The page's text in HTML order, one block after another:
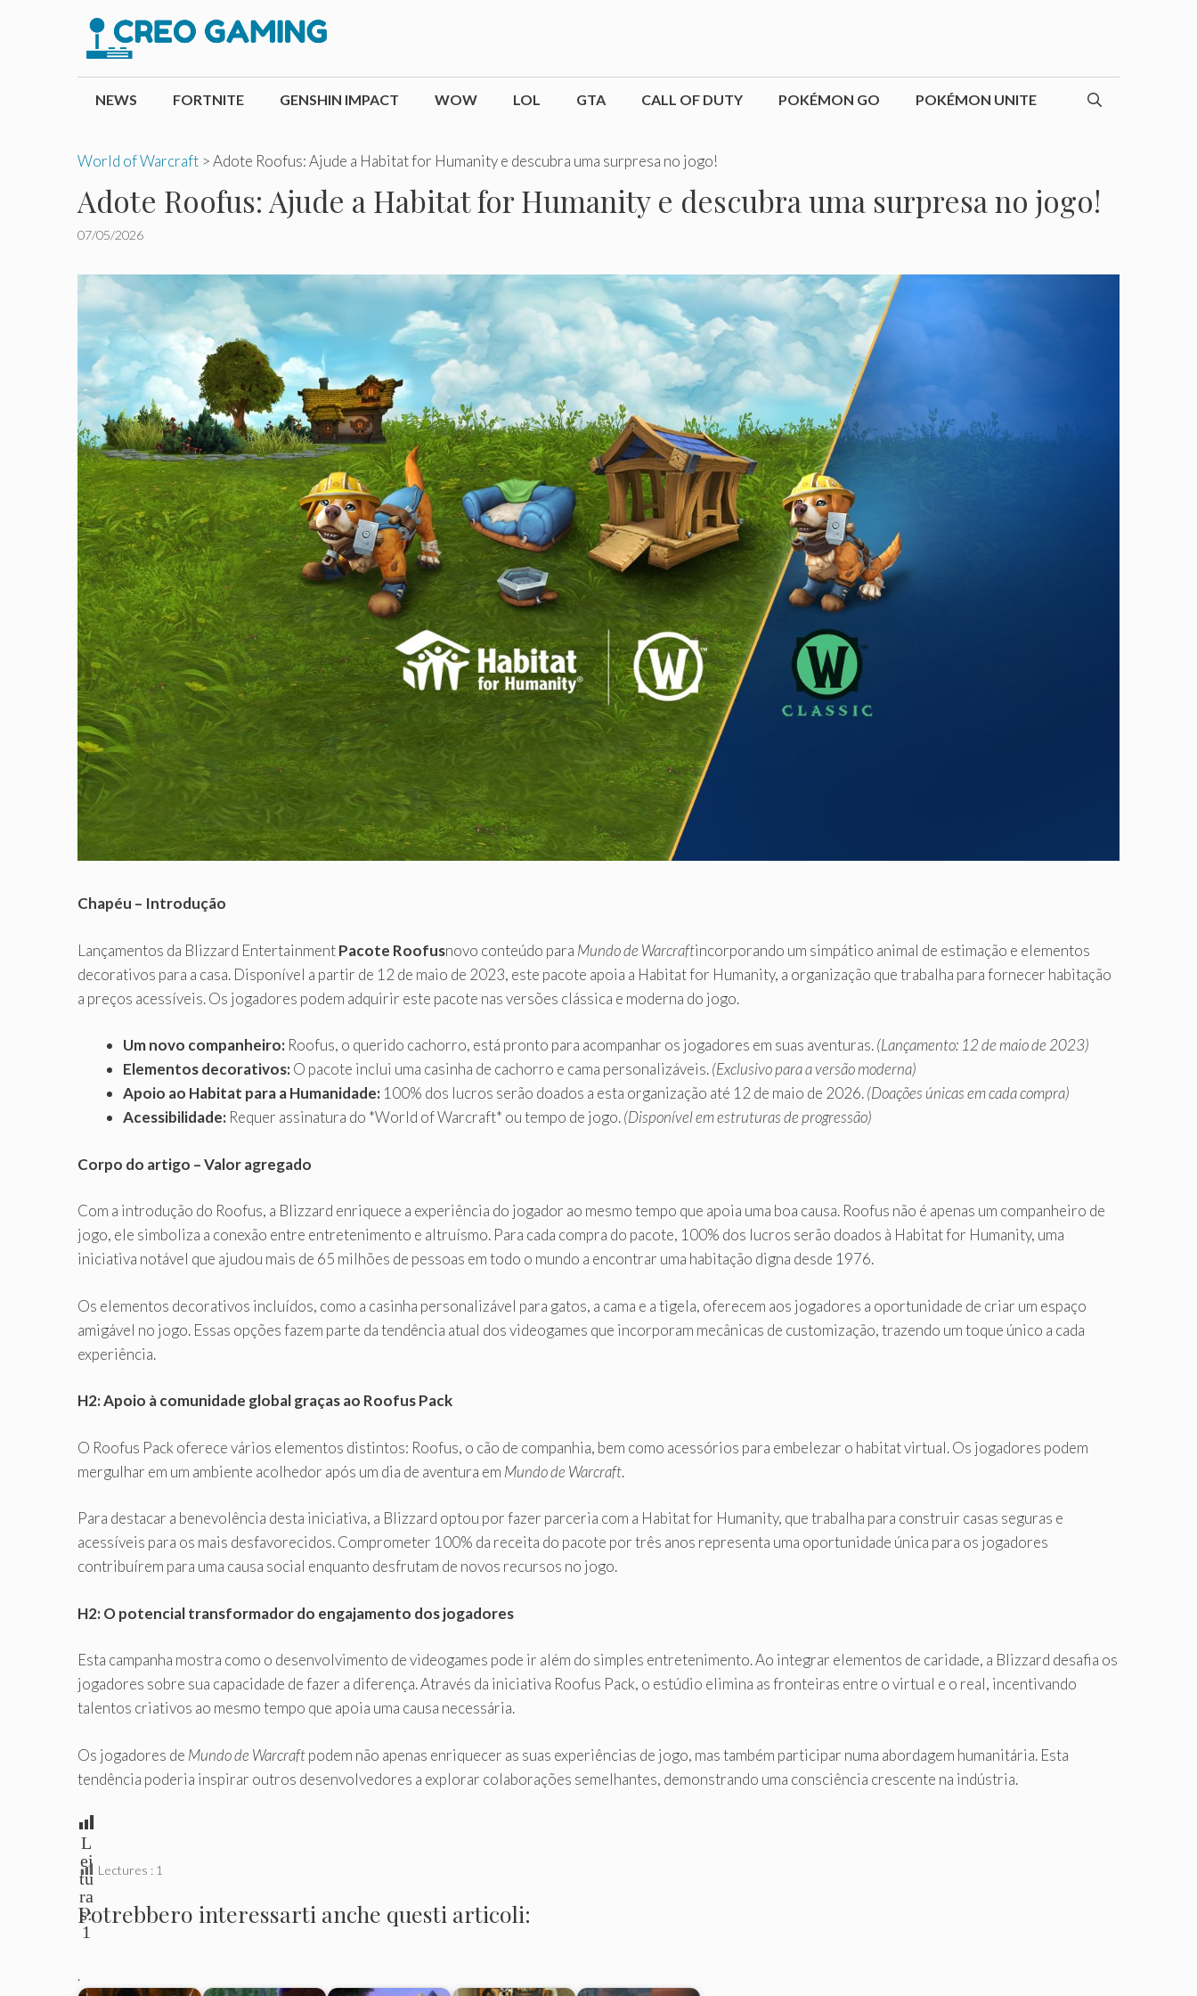
conteúdo
NEWS FORTNITE GENSHIN IMPACT WOW LOL GTA CALL OF DUTY POKÉMON GO POKÉMON UNITE
World of Warcraft >Adote Roofus: Ajude a Habitat for Humanity e descubra uma surpresa no jogo!
Adote Roofus: Ajude a Habitat for Humanity e descubra uma surpresa no jogo!
07/05/2026
Chapéu – Introdução
Lançamentos da Blizzard EntertainmentPacote Roofusnovo conteúdo para Mundo de Warcraftincorporando um simpático animal de estimação e elementos
decorativos para a casa. Disponível a partir de 12 de maio de 2023, este pacote apoia a Habitat for Humanity, a organização que trabalha para fornecer habitação
a preços acessíveis. Os jogadores podem adquirir este pacote nas versões clássica e moderna do jogo.
Um novo companheiro: Roofus, o querido cachorro, está pronto para acompanhar os jogadores em suas aventuras.(Lançamento: 12 de maio de 2023)
Elementos decorativos:O pacote inclui uma casinha de cachorro e cama personalizáveis.(Exclusivo para a versão moderna)
Apoio ao Habitat para a Humanidade: 100% dos lucros serão doados a esta organização até 12 de maio de 2026.(Doações únicas em cada compra)
Acessibilidade: Requer assinatura do *World of Warcraft* ou tempo de jogo.(Disponível em estruturas de progressão)
Corpo do artigo – Valor agregado
Com a introdução do Roofus, a Blizzard enriquece a experiência do jogador ao mesmo tempo que apoia uma boa causa. Roofus não é apenas um companheiro de
jogo, ele simboliza a conexão entre entretenimento e altruísmo. Para cada compra do pacote, 100% dos lucros serão doados à Habitat for Humanity, uma
iniciativa notável que ajudou mais de 65 milhões de pessoas em todo o mundo a encontrar uma habitação digna desde 1976.
Os elementos decorativos incluídos, como a casinha personalizável para gatos, a cama e a tigela, oferecem aos jogadores a oportunidade de criar um espaço
amigável no jogo. Essas opções fazem parte da tendência atual dos videogames que incorporam mecânicas de customização, trazendo um toque único a cada
experiência.
H2: Apoio à comunidade global graças ao Roofus Pack
O Roofus Pack oferece vários elementos distintos: Roofus, o cão de companhia, bem como acessórios para embelezar o habitat virtual. Os jogadores podem
mergulhar em um ambiente acolhedor após um dia de aventura em Mundo de Warcraft.
Para destacar a benevolência desta iniciativa, a Blizzard optou por fazer parceria com a Habitat for Humanity, que trabalha para construir casas seguras e
acessíveis para os mais desfavorecidos. Comprometer 100% da receita do pacote por três anos representa uma oportunidade única para os jogadores
contribuírem para uma causa social enquanto desfrutam de novos recursos no jogo.
H2: O potencial transformador do engajamento dos jogadores
Esta campanha mostra como o desenvolvimento de videogames pode ir além do simples entretenimento. Ao integrar elementos de caridade, a Blizzard desafia os
jogadores sobre sua capacidade de fazer a diferença. Através da iniciativa Roofus Pack, o estúdio elimina as fronteiras entre o virtual e o real, incentivando
talentos criativos ao mesmo tempo que apoia uma causa necessária.
Os jogadores de Mundo de Warcraftpodem não apenas enriquecer as suas experiências de jogo, mas também participar numa abordagem humanitária. Esta
tendência poderia inspirar outros desenvolvedores a explorar colaborações semelhantes, demonstrando uma consciência crescente na indústria.
L
ei
tu
ra
s:
1
Lectures : 1
Potrebbero interessarti anche questi articoli:
.